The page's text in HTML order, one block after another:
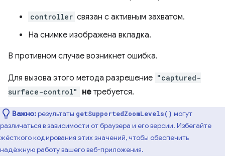
controller связан с активным захватом.
На снимке изображена вкладка.
В противном случае возникнет ошибка.
Для вызова этого метода разрешение "captured-
surface-control"
не требуется.
Важно:результаты getSupportedZoomLevels() могут
различаться в зависимости от браузера и его версии. Избегайте
жёсткого кодирования этих значений, чтобы обеспечить
надёжную работу вашего веб-приложения.